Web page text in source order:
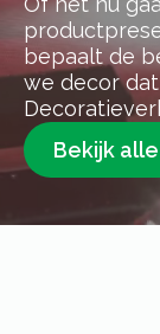
bepaalt de
we decor
Bekijk